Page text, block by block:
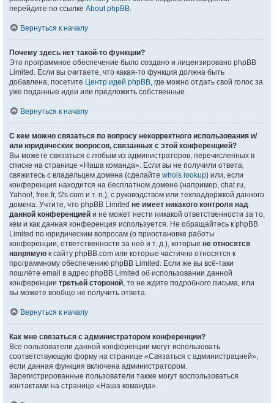
перейдите по ссылке About phpBB.
Вернуться к началу
Почему здесь нет такой-то функции?
Это программное обеспечение было создано и лицензировано phpBB
Limited. Если вы считаете, что какая-то функция должна быть
добавлена, посетите Центр идей phpBB, где можно отдать свой голос за
уже поданные идеи или предложить собственные.
Вернуться к началу
С кем можно связаться по вопросу некорректного использования и/
или юридических вопросов, связанных с этой конференцией?
Вы можете связаться с любым из администраторов, перечисленных в
списке на странице «Наша команда». Если вы не получили ответа,
свяжитесь с владельцем домена (сделайте whois lookup) или, если
конференция находится на бесплатном домене (например, chat.ru,
Yahoo!, free.fr, f2s.com и т. п.), с руководством или техподдержкой данного
домена. Учтите, что phpBB Limited не имеет никакого контроля над
данной конференцией и не может нести никакой ответственности за то,
кем и как данная конференция используется. Не обращайтесь к phpBB
Limited по юридическим вопросам (о приостановке работы
конференции, ответственности за неё и т. д.), которые не относятся
напрямую к сайту phpBB.com или которые частично относятся к
программному обеспечению phpBB Limited. Если же вы всё-таки
пошлёте email в адрес phpBB Limited об использовании данной
конференции третьей стороной, то не ждите подробного письма, или
вы можете вообще не получить ответа.
Вернуться к началу
Как мне связаться с администратором конференции?
Все пользователи данной конференции могут использовать
соответствующую форму на странице «Связаться с администрацией»,
если данная функция включена администратором.
Зарегистрированные пользователи также могут воспользоваться
контактами на странице «Наша команда».